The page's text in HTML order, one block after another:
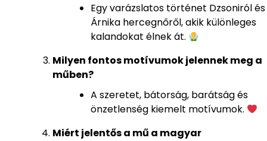
Egy varázslatos történet Dzsoniról és
Árnika hercegnőről, akik különleges
kalandokat élnek át.
Milyen fontos motívumok jelennek meg a
műben?
A szeretet, bátorság, barátság és
önzetlenség kiemelt motívumok.
Miért jelentős a mű a magyar